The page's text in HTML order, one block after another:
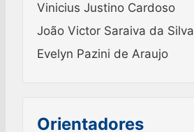
Vinicius Justino Cardoso
João Victor Saraiva da Silva
Evelyn Pazini de Araujo
Orientadores